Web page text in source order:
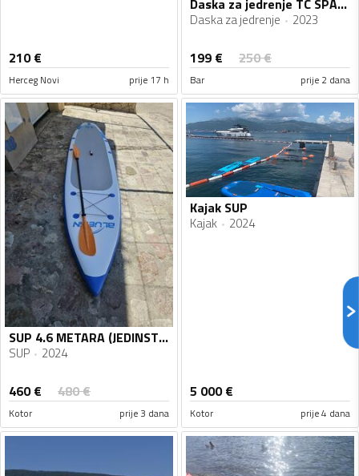
210€
Herceg Novi prije 17 h
Daska za jedrenje TC SPACER
Daska za jedrenje 2023
199 € 250€
Bar prije 2 dana
SUP 4.6 METARA (JEDINSTVENA)!!! BLUEFIN 15' PREMIUM
SUP 2024
460€ 480€
Kotor prije 3 dana
Kajak SUP
Kajak 2024
5 000€
Kotor prije 4 dana